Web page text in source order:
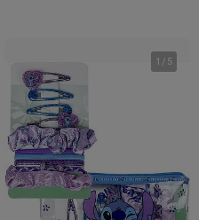
1 / 5